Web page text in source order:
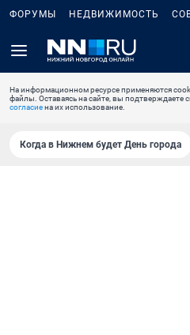
ФОРУМЫ НЕДВИЖИМОСТЬ
На информационном ресурсе применяются
файлы. Оставаясь на сайте, вы подтверждаете
согласиена их использование.
Когда в Нижнем будет День города